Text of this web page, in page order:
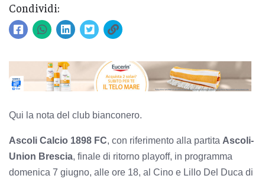
Condividi:
Qui la nota del club bianconero.
Ascoli Calcio 1898 FC, con riferimento alla partita Ascoli-
Union Brescia, finale di ritorno playoff, in programma
domenica 7 giugno, alle ore 18, al Cino e Lillo Del Duca di